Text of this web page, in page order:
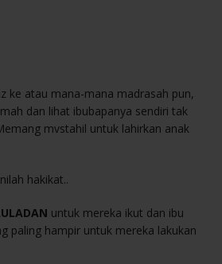
ke atau mana-mana madrasah pun,
dan lihat ibubapanya sendiri tak
mvstahil untuk lahirkan anak
hakikat..
untuk mereka ikut dan ibu
paling hampir untuk mereka lakukan